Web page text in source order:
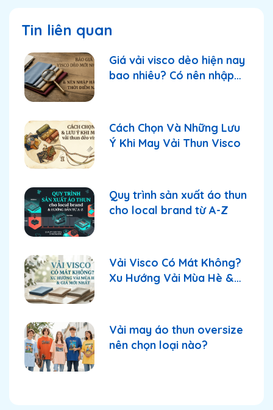
Tin liên quan
Giá vải visco dẻo hiện nay
bao nhiêu? Có nên nhập
Cách Chọn Và Những Lưu
Ý Khi May Vải Thun Visco
Quy trình sản xuất áo thun
cho local brand từ A-Z
Vải Visco Có Mát Không?
Xu Hướng Vải Mùa Hè &
Vải may áo thun oversize
nên chọn loại nào?